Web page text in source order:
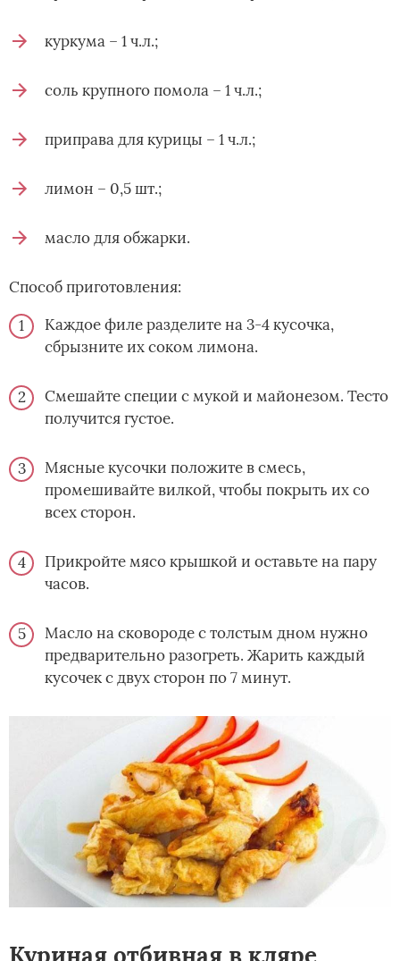
куркума – 1 ч.л.;
соль крупного помола – 1 ч.л.;
приправа для курицы – 1 ч.л.;
лимон – 0,5 шт.;
масло для обжарки.
Способ приготовления:
Каждое филе разделите на 3-4 кусочка,
сбрызните их соком лимона.
Смешайте специи с мукой и майонезом. Тесто
получится густое.
Мясные кусочки положите в смесь,
промешивайте вилкой, чтобы покрыть их со
всех сторон.
Прикройте мясо крышкой и оставьте на пару
часов.
Масло на сковороде с толстым дном нужно
предварительно разогреть. Жарить каждый
кусочек с двух сторон по 7 минут.
Куриная отбивная в кляре